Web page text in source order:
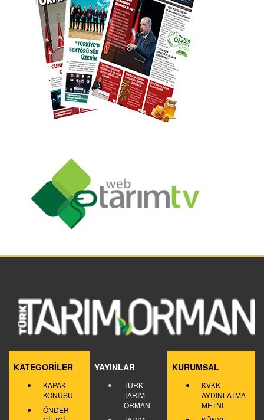
KATEGORİLER
KAPAK
KONUSU
ÖNDER
YAYINLAR
TÜRK
TARIM
ORMAN
KURUMSAL
KVKK
AYDINLATMA
METNİ